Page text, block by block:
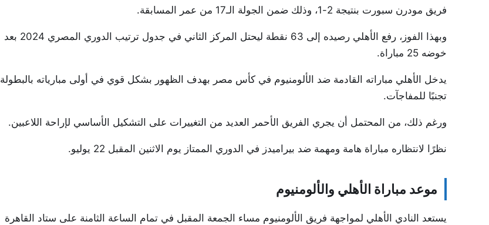
فريق مودرن سبورت بنتيجة 2-1، وذلك ضمن الجولة الـ17 من عمر المسابقة.
وبهذا الفوز، رفع الأهلي رصيده إلى 63 نقطة ليحتل المركز الثاني في جدول ترتيب الدوري المصري 2024 بعد
خوضه 25 مباراة.
يدخل الأهلي مباراته القادمة ضد الألومنيوم في كأس مصر بهدف الظهور بشكل قوي في أولى مبارياته بالبطولة
تجنبًا للمفاجآت.
ورغم ذلك، من المحتمل أن يجري الفريق الأحمر العديد من التغييرات على التشكيل الأساسي لإراحة اللاعبين.
نظرًا لانتظاره مباراة هامة ومهمة ضد بيراميدز في الدوري الممتاز يوم الاثنين المقبل 22 يوليو.
موعد مباراة الأهلي والألومنيوم
يستعد النادي الأهلي لمواجهة فريق الألومنيوم مساء الجمعة المقبل في تمام الساعة الثامنة على ستاد القاهرة